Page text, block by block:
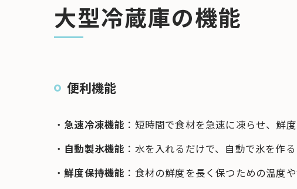
大型冷蔵庫の機能
便利機能
・ 急速冷凍機能 ：短時間で食材を急速に凍らせ、鮮
・ 自動製氷機能 ：水を入れるだけで、自動で氷を作る
・鮮度保持機能 ：食材の鮮度を長く保つための温度